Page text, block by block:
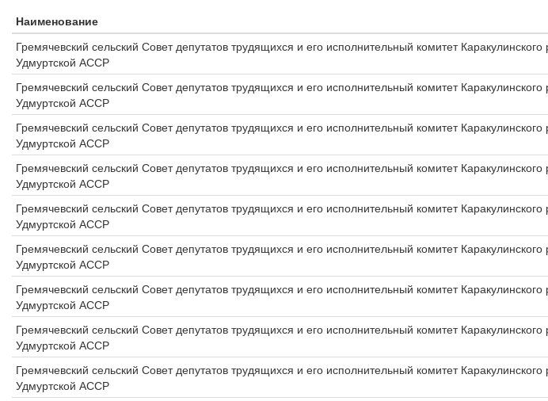
Наименование
Гремячевский сельский Совет депутатов трудящихся и его исполнительный комитет
Удмуртской АССР
Гремячевский сельский Совет депутатов трудящихся и его исполнительный комитет
Удмуртской АССР
Гремячевский сельский Совет депутатов трудящихся и его исполнительный комитет
Удмуртской АССР
Гремячевский сельский Совет депутатов трудящихся и его исполнительный комитет
Удмуртской АССР
Гремячевский сельский Совет депутатов трудящихся и его исполнительный комитет
Удмуртской АССР
Гремячевский сельский Совет депутатов трудящихся и его исполнительный комитет
Удмуртской АССР
Гремячевский сельский Совет депутатов трудящихся и его исполнительный комитет
Удмуртской АССР
Гремячевский сельский Совет депутатов трудящихся и его исполнительный комитет
Удмуртской АССР
Гремячевский сельский Совет депутатов трудящихся и его исполнительный комитет
Удмуртской АССР